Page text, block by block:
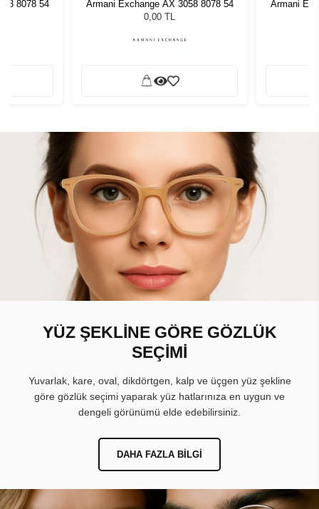
8078 54
Armani Exchange AX 3058 8078 54
0,00 TL
Armani
YÜZ ŞEKLİNE GÖRE GÖZLÜK
SEÇİMİ
Yuvarlak, kare, oval, dikdörtgen, kalp ve üçgen yüz şekline
göre gözlük seçimi yaparak yüz hatlarınıza en uygun ve
dengeli görünümü elde edebilirsiniz.
DAHA FAZLA BILGI